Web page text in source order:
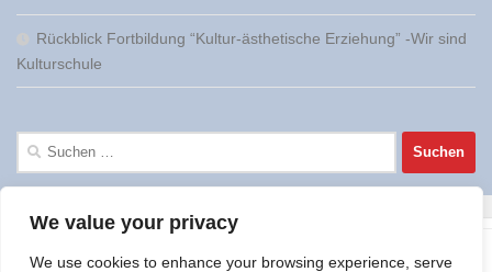
We value your privacy
We use cookies to enhance your browsing experience, serve
Rückblick Fortbildung “Kultur-ästhetische Erziehung” -Wir sind
Kulturschule
Suchen